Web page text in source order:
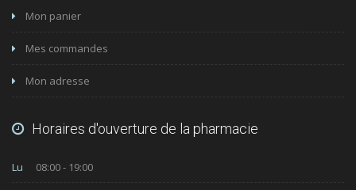
Mon panier
Mes commandes
Mon adresse
Horaires d'ouverture de la pharmacie
Lu 08:00 - 19:00